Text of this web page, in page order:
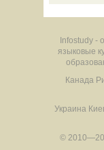
Infostudy -
языковые
Канада
Украина
©